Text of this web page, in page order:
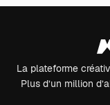
La plateforme
Plus d’un million